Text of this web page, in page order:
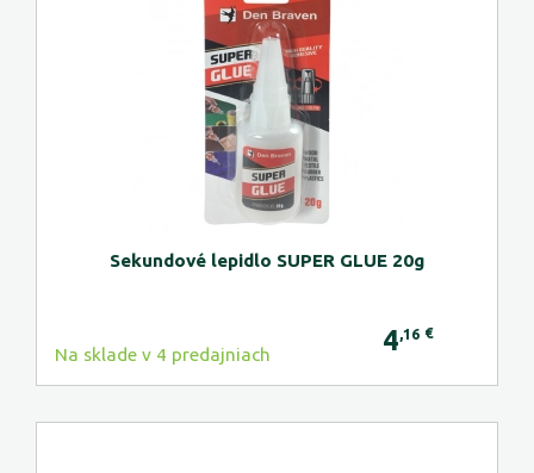
Sekundové lepidlo SUPER GLUE 20g
Na sklade v 4 predajniach 4 ,16 €